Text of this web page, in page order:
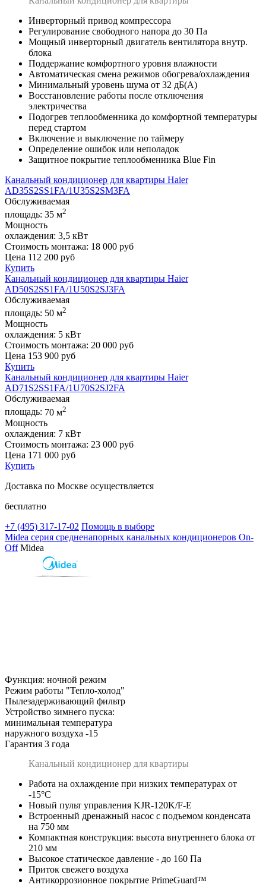
Инверторный привод компрессора
Регулирование свободного напора до 30 Па
Мощный инверторный двигатель вентилятора внутр.
блока
Поддержание комфортного уровня влажности
Автоматическая смена режимов обогрева/охлаждения
Минимальный уровень шума от 32 дБ(А)
Восстановление работы после отключения
электричества
Подогрев теплообменника до комфортной температуры
перед стартом
Включение и выключение по таймеру
Определение ошибок или неполадок
Защитное покрытие теплообменника Blue Fin
Канальный кондиционер для квартиры Haier
AD35S2SS1FA/1U35S2SM3FA
Обслуживаемая
площадь: 35 м2
Мощность
охлаждения: 3,5 кВт
Стоимость монтажа: 18 000 руб
Цена 112 200 руб
Купить
Канальный кондиционер для квартиры Haier
AD50S2SS1FA/1U50S2SJ3FA
Обслуживаемая
площадь: 50 м2
Мощность
охлаждения: 5 кВт
Стоимость монтажа: 20 000 руб
Цена 153 900 руб
Купить
Канальный кондиционер для квартиры Haier
AD71S2SS1FA/1U70S2SJ2FA
Обслуживаемая
площадь: 70 м2
Мощность
охлаждения: 7 кВт
Стоимость монтажа: 23 000 руб
Цена 171 000 руб
Купить
Доставка по Москве осуществляется
бесплатно
+7 (495) 317-17-02 Помощь в выборе
Midea серия средненапорных канальных кондиционеров On-
Off Midea
Функция: ночной режим
Режим работы "Тепло-холод"
Пылезадерживающий фильтр
Устройство зимнего пуска:
минимальная температура
наружного воздуха -15
Гарантия 3 года
Канальный кондиционер для квартиры
Работа на охлаждение при низких температурах от
-15°С
Новый пульт управления KJR-120K/F-E
Встроенный дренажный насос с подъемом конденсата
на 750 мм
Компактная конструкция: высота внутреннего блока от
210 мм
Высокое статическое давление - до 160 Па
Приток свежего воздуха
Антикоррозионное покрытие PrimeGuard™